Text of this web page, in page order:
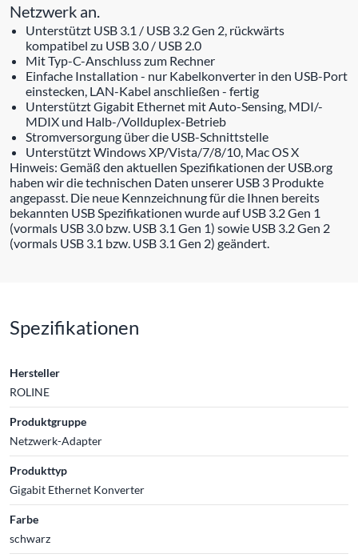
Netzwerk an.
Unterstützt USB 3.1 / USB 3.2 Gen 2, rückwärts
kompatibel zu USB 3.0 / USB 2.0
Mit Typ-C-Anschluss zum Rechner
Einfache Installation - nur Kabelkonverter in den USB-Port
einstecken, LAN-Kabel anschließen - fertig
Unterstützt Gigabit Ethernet mit Auto-Sensing, MDI/-
MDIX und Halb-/Vollduplex-Betrieb
Stromversorgung über die USB-Schnittstelle
Unterstützt Windows XP/Vista/7/8/10, Mac OS X
Hinweis: Gemäß den aktuellen Spezifikationen der USB.org
haben wir die technischen Daten unserer USB 3 Produkte
angepasst. Die neue Kennzeichnung für die Ihnen bereits
bekannten USB Spezifikationen wurde auf USB 3.2 Gen 1
(vormals USB 3.0 bzw. USB 3.1 Gen 1) sowie USB 3.2 Gen 2
(vormals USB 3.1 bzw. USB 3.1 Gen 2) geändert.
Spezifikationen
Hersteller
ROLINE
Produktgruppe
Netzwerk-Adapter
Produkttyp
Gigabit Ethernet Konverter
Farbe
schwarz